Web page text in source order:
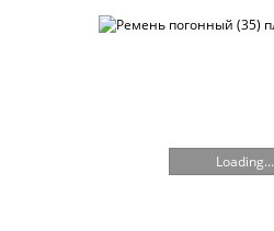
Loading...